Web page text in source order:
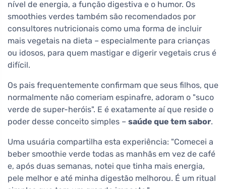
nível de energia, a função digestiva e o humor. Os
smoothies verdes também são recomendados por
consultores nutricionais como uma forma de incluir
mais vegetais na dieta – especialmente para crianças
ou idosos, para quem mastigar e digerir vegetais crus é
difícil.
Os pais frequentemente confirmam que seus filhos, que
normalmente não comeriam espinafre, adoram o "suco
verde de super-heróis". E é exatamente aí que reside o
poder desse conceito simples – saúde que tem sabor.
Uma usuária compartilha esta experiência: "Comecei a
beber smoothie verde todas as manhãs em vez de café
e, após duas semanas, notei que tinha mais energia,
pele melhor e até minha digestão melhorou. É um ritual